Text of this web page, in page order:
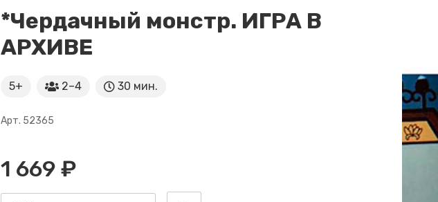
*Чердачный монстр. ИГРА В
АРХИВЕ
5+ 2–4 30 мин.
Арт. 52365
1 669 ₽